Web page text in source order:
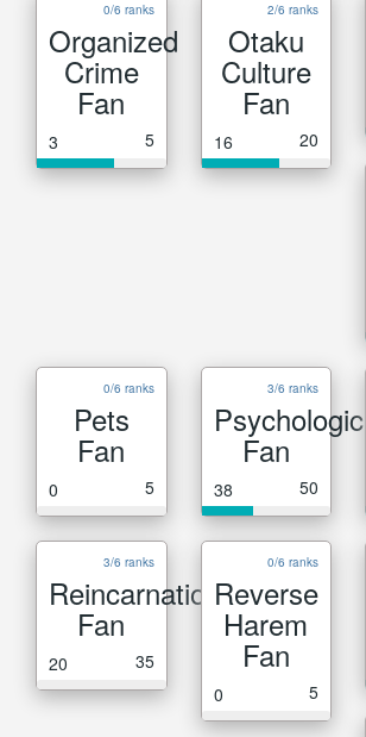
0/6 ranks
Organized
Crime
Fan
3 5
2/6 ranks
Otaku
Culture
Fan
16 20
0/6 ranks
Pets
Fan
0 5
3/6 ranks
Psychological
Fan
38 50
3/6 ranks
Reincarnation
Fan
20 35
0/6 ranks
Reverse
Harem
Fan
0 5